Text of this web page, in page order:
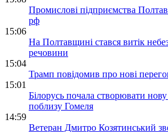
Промислові підприємства
рф
15:06
На Полтавщині стався витік
речовини
15:04
Трамп повідомив про нові
15:01
Білорусь почала створювати
поблизу Гомеля
14:59
Ветеран Дмитро Козятинський